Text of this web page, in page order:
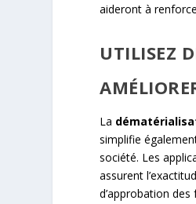
aideront à
UTILISEZ
La
simplifie
société. Les
assurent
d’approbation des